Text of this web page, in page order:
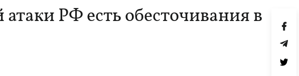
РФ есть обесточивания в